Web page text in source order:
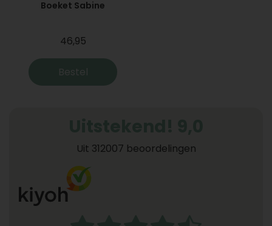
Boeket Sabine
46,95
Bestel
Uit 312007 beoordelingen